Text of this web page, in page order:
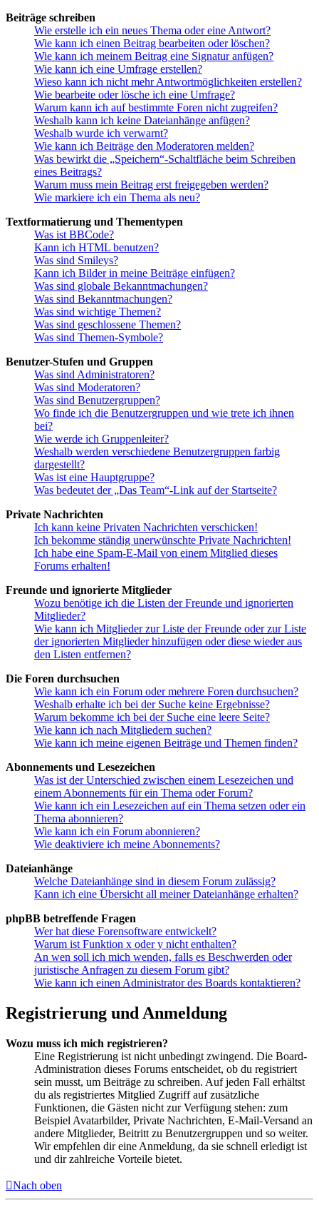
Beiträge schreiben
Wie erstelle ich ein neues Thema oder eine Antwort?
Wie kann ich einen Beitrag bearbeiten oder löschen?
Wie kann ich meinem Beitrag eine Signatur anfügen?
Wie kann ich eine Umfrage erstellen?
Wieso kann ich nicht mehr Antwortmöglichkeiten erstellen?
Wie bearbeite oder lösche ich eine Umfrage?
Warum kann ich auf bestimmte Foren nicht zugreifen?
Weshalb kann ich keine Dateianhänge anfügen?
Weshalb wurde ich verwarnt?
Wie kann ich Beiträge den Moderatoren melden?
Was bewirkt die „Speichern“-Schaltfläche beim Schreiben
eines Beitrags?
Warum muss mein Beitrag erst freigegeben werden?
Wie markiere ich ein Thema als neu?
Textformatierung und Thementypen
Was ist BBCode?
Kann ich HTML benutzen?
Was sind Smileys?
Kann ich Bilder in meine Beiträge einfügen?
Was sind globale Bekanntmachungen?
Was sind Bekanntmachungen?
Was sind wichtige Themen?
Was sind geschlossene Themen?
Was sind Themen-Symbole?
Benutzer-Stufen und Gruppen
Was sind Administratoren?
Was sind Moderatoren?
Was sind Benutzergruppen?
Wo finde ich die Benutzergruppen und wie trete ich ihnen
bei?
Wie werde ich Gruppenleiter?
Weshalb werden verschiedene Benutzergruppen farbig
dargestellt?
Was ist eine Hauptgruppe?
Was bedeutet der „Das Team“-Link auf der Startseite?
Private Nachrichten
Ich kann keine Privaten Nachrichten verschicken!
Ich bekomme ständig unerwünschte Private Nachrichten!
Ich habe eine Spam-E-Mail von einem Mitglied dieses
Forums erhalten!
Freunde und ignorierte Mitglieder
Wozu benötige ich die Listen der Freunde und ignorierten
Mitglieder?
Wie kann ich Mitglieder zur Liste der Freunde oder zur Liste
der ignorierten Mitglieder hinzufügen oder diese wieder aus
den Listen entfernen?
Die Foren durchsuchen
Wie kann ich ein Forum oder mehrere Foren durchsuchen?
Weshalb erhalte ich bei der Suche keine Ergebnisse?
Warum bekomme ich bei der Suche eine leere Seite?
Wie kann ich nach Mitgliedern suchen?
Wie kann ich meine eigenen Beiträge und Themen finden?
Abonnements und Lesezeichen
Was ist der Unterschied zwischen einem Lesezeichen und
einem Abonnements für ein Thema oder Forum?
Wie kann ich ein Lesezeichen auf ein Thema setzen oder ein
Thema abonnieren?
Wie kann ich ein Forum abonnieren?
Wie deaktiviere ich meine Abonnements?
Dateianhänge
Welche Dateianhänge sind in diesem Forum zulässig?
Kann ich eine Übersicht all meiner Dateianhänge erhalten?
phpBB betreffende Fragen
Wer hat diese Forensoftware entwickelt?
Warum ist Funktion x oder y nicht enthalten?
An wen soll ich mich wenden, falls es Beschwerden oder
juristische Anfragen zu diesem Forum gibt?
Wie kann ich einen Administrator des Boards kontaktieren?
Registrierung und Anmeldung
Wozu muss ich mich registrieren?
Eine Registrierung ist nicht unbedingt zwingend. Die Board-
Administration dieses Forums entscheidet, ob du registriert
sein musst, um Beiträge zu schreiben. Auf jeden Fall erhältst
du als registriertes Mitglied Zugriff auf zusätzliche
Funktionen, die Gästen nicht zur Verfügung stehen: zum
Beispiel Avatarbilder, Private Nachrichten, E-Mail-Versand an
andere Mitglieder, Beitritt zu Benutzergruppen und so weiter.
Wir empfehlen dir eine Anmeldung, da sie schnell erledigt ist
und dir zahlreiche Vorteile bietet.
Nach oben